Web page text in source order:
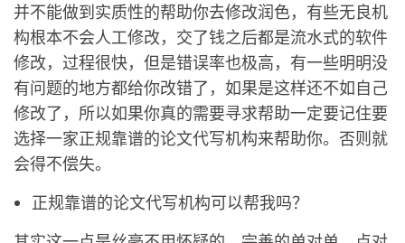
并不能做到实质性的帮助你去修改润色，有些无良机
构根本不会人工修改，交了钱之后都是流水式的软件
修改，过程很快，但是错误率也极高，有一些明明没
有问题的地方都给你改错了，如果是这样还不如自己
修改了，所以如果你真的需要寻求帮助一定要记住要
选择一家正规靠谱的论文代写机构来帮助你。否则就
会得不偿失。
正规靠谱的论文代写机构可以帮我吗？